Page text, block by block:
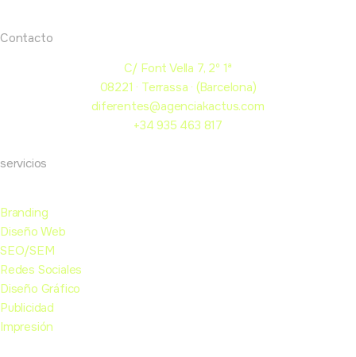
Contacto
C/ Font Vella 7, 2º 1ª
08221 · Terrassa · (Barcelona)
diferentes@agenciakactus.com
+34 935 463 817
servicios
Branding
Diseño Web
SEO/SEM
Redes Sociales
Diseño Gráfico
Publicidad
Impresión